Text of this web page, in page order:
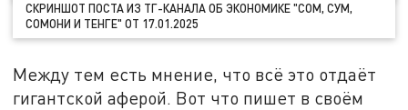
СКРИНШОТ ПОСТА ИЗ ТГ-КАНАЛА ОБ ЭКОНОМИКЕ "СОМ, СУМ,
СОМОНИ И ТЕНГЕ" ОТ 17.01.2025
Между тем есть мнение, что всё это отдаёт
гигантской аферой. Вот что пишет в своём